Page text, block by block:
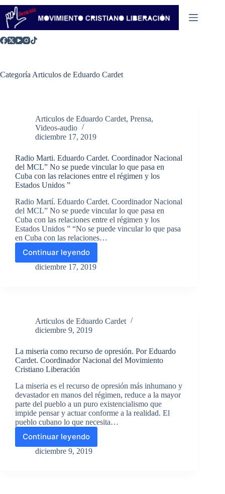
Saltar
contenido
Categoría Articulos de Eduardo Cardet
Articulos de Eduardo Cardet, Prensa,
Videos-audio
diciembre 17, 2019
Radio Marti. Eduardo Cardet. Coordinador Nacional
del MCL” No se puede vincular lo que pasa en
Cuba con las relaciones entre el régimen y los
Estados Unidos ”
Radio Martí. Eduardo Cardet. Coordinador Nacional
del MCL” No se puede vincular lo que pasa en
Cuba con las relaciones entre el régimen y los
Estados Unidos ” “No se puede vincular lo que pasa
en Cuba con las relaciones…
Continuar leyendo
Radio
Marti.
MCL”
No
puede
vincular
lo
pasa
en
Cuba
con
las
relaciones
entre
el
diciembre 17, 2019
Articulos de Eduardo Cardet
diciembre 9, 2019
La miseria como recurso de opresión. Por Eduardo
Cardet. Coordinador Nacional del Movimiento
Cristiano Liberación
La miseria es el recurso de opresión más inhumano y
devastador en manos del régimen, reduce a la mayor
parte del pueblo a un puro existencialismo que
impide pensar y actuar conforme a la realidad. El
pueblo cubano lo que necesita…
Continuar leyendo
La
miseria
diciembre 9, 2019